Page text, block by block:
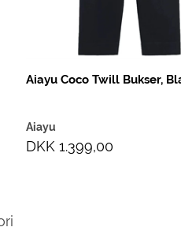
Aiayu Coco Twill Bukser,
Aiayu
DKK 1.399,00